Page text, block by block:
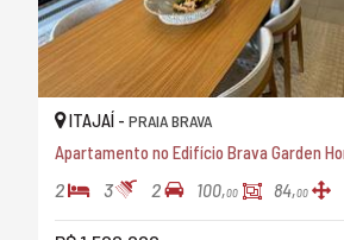
ITAJAÍ - PRAIA BRAVA
Apartamento no Edifício Brava Garden
2 3 2 100,00 84,00